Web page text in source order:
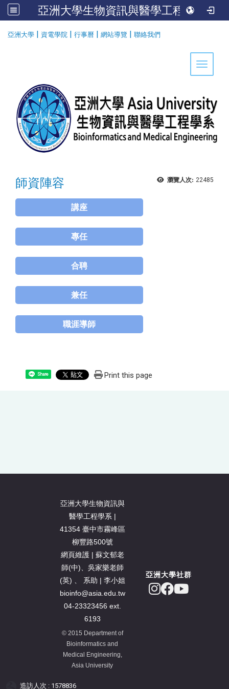
亞洲大學生物資訊與醫學工程學系
亞洲大學 | 資電學院 | 行事曆 | 網站導覽 | 聯絡我們
Toggle
瀏覽人次: 22485
師資陣容
講座
專任
合聘
兼任
職涯導師
Share Print this page
亞洲大學生物資訊與
醫學工程學系 |
41354 臺中市霧峰區
柳豐路500號
網頁維護 | 蘇文郁老
師(中)、吳家樂老師
(英) 、 系助 | 李小姐
bioinfo@asia.edu.tw
04-23323456 ext.
6193
© 2015 Department of
Bioinformatics and
Medical Engineering,
Asia University
亞洲大學社群
造訪人次 : 1578836